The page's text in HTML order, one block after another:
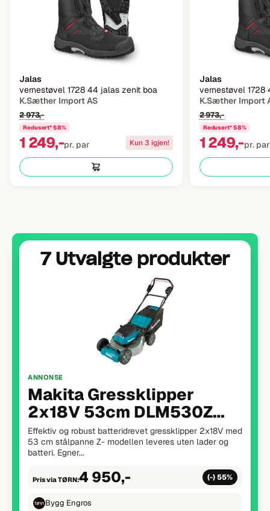
Jalas
vernestøvel 1728 44 jalas zenit boa
K.Sæther Import AS
2 973,-
Redusert* 58%
1 249,-pr. par Kun 3 igjen!
Jalas
vernestøvel 1728
K.Sæther Import
2 973,-
Redusert* 58%
1 249,-pr. par
7 Utvalgte produkter
Makita Maskinsett 18V
DLX4196JX1 LXT BL-M
Maskinsett med DGA504Z, DDF489Z, DHR243Z,
DTD173Z, lader og 3 x 5,0 Ah batterier. Omfattende
Pris via TØRN:11 490,- (-) 39%
Bygg Engros
Laveste nettpris *